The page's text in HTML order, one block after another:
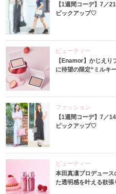
【1週間コーデ】7／
ピックアップ♡
ビューティー
【Enamor】かじえ
に待望の限定“ミルキ
ファッション
【1週間コーデ】7／
ピックアップ♡
ビューティー
本田真凜プロデュー
た透明感を叶える欲張